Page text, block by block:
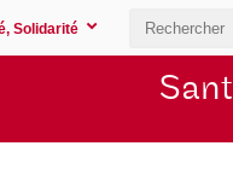
Solidarité
Sant